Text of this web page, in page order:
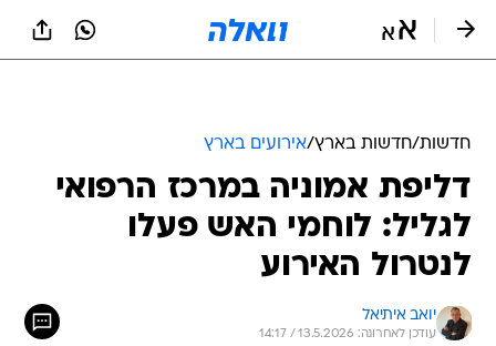
חדשות/חדשות בארץ/אירועים בארץ
דליפת אמוניה במרכז הרפואי
לגליל: לוחמי האש פעלו
לנטרול האירוע
יואב איתיאל
עודכן לאחרונה: 13.5.2026 / 14:17